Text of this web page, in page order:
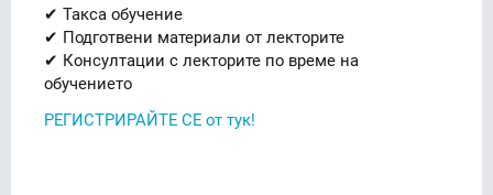
✔ Такса обучение
✔ Подготвени материали от лекторите
✔ Консултации с лекторите по време на
обучението
РЕГИСТРИРАЙТЕ СЕ от тук!